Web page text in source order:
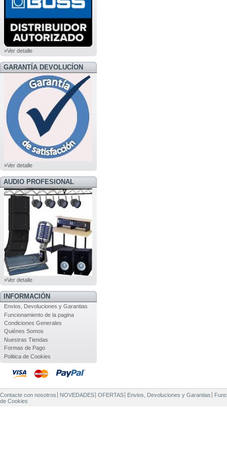
»Ver detalle
GARANTÍA DEVOLUCÍON
»Ver detalle
AUDIO PROFESIONAL
»Ver detalle
INFORMACIÓN
Envios, Devoluciones y Garantias
Funcionamiento de la pagina
Condiciones Generales
Quiénes Somos
Nuestras Tiendas
Formas de Pago
Politica de Cookies
Contacte con nosotros NOVEDADES OFERTAS Envios, Devoluciones y Garantias
de Cookies